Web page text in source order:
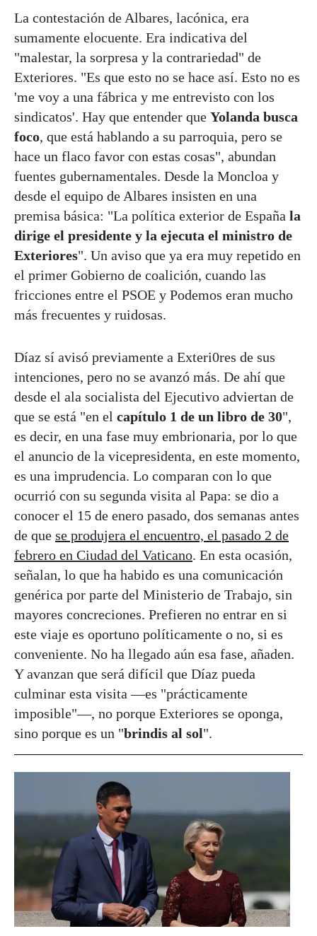
La contestación de Albares, lacónica, era
sumamente elocuente. Era indicativa del
"malestar, la sorpresa y la contrariedad" de
Exteriores. "Es que esto no se hace así. Esto no es
'me voy a una fábrica y me entrevisto con los
sindicatos'. Hay que entender que Yolanda busca
foco, que está hablando a su parroquia, pero se
hace un flaco favor con estas cosas", abundan
fuentes gubernamentales. Desde la Moncloa y
desde el equipo de Albares insisten en una
premisa básica: "La política exterior de España la
dirige el presidente y la ejecuta el ministro de
Exteriores". Un aviso que ya era muy repetido en
el primer Gobierno de coalición, cuando las
fricciones entre el PSOE y Podemos eran mucho
más frecuentes y ruidosas.
Díaz sí avisó previamente a Exteri0res de sus
intenciones, pero no se avanzó más. De ahí que
desde el ala socialista del Ejecutivo adviertan de
que se está "en el capítulo 1 de un libro de 30",
es decir, en una fase muy embrionaria, por lo que
el anuncio de la vicepresidenta, en este momento,
es una imprudencia. Lo comparan con lo que
ocurrió con su segunda visita al Papa: se dio a
conocer el 15 de enero pasado, dos semanas antes
de que se produjera el encuentro, el pasado 2 de
febrero en Ciudad del Vaticano. En esta ocasión,
señalan, lo que ha habido es una comunicación
genérica por parte del Ministerio de Trabajo, sin
mayores concreciones. Prefieren no entrar en si
este viaje es oportuno políticamente o no, si es
conveniente. No ha llegado aún esa fase, añaden.
Y avanzan que será difícil que Díaz pueda
culminar esta visita —es "prácticamente
imposible"—, no porque Exteriores se oponga,
sino porque es un "brindis al sol".